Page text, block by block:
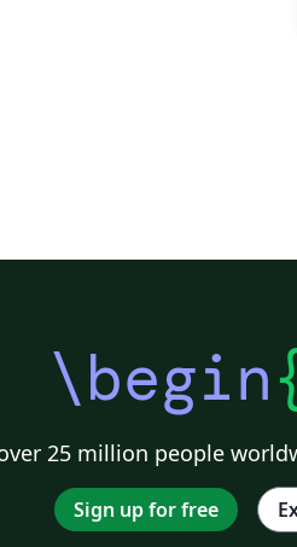
\begin
25 million people
Sign up for free